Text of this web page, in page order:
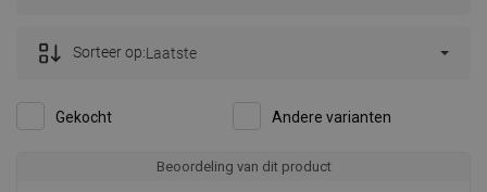
Gekocht Andere varianten
Sorteer op:Laatste
Beoordeling van dit product